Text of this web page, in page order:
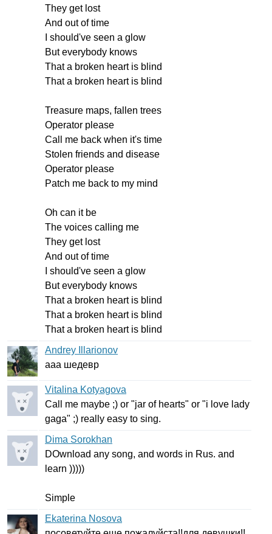
They get lost
And out of time
should've seen a glow
But everybody knows
That a broken heart is blind
That a broken heart is blind
Treasure maps, fallen trees
Operator please
Call
me back when it's time
Stolen friends and disease
Operator please
Patch me back to my mind
Oh can it be
The voices calling me
They get lost
And out of time
should've seen a glow
But everybody knows
That a broken heart is blind
That a broken heart is blind
That a broken heart is blind
Andrey Illarionov
ааа шедевр
Vitalina Kotyagova
Call
me maybe ;) or "jar of hearts" or "i love lady
gaga" ;) really easy to sing.
Dima Sorokhan
DOwnload any song, and words in Rus. and
learn )))))
Simple
Ekaterina Nosova